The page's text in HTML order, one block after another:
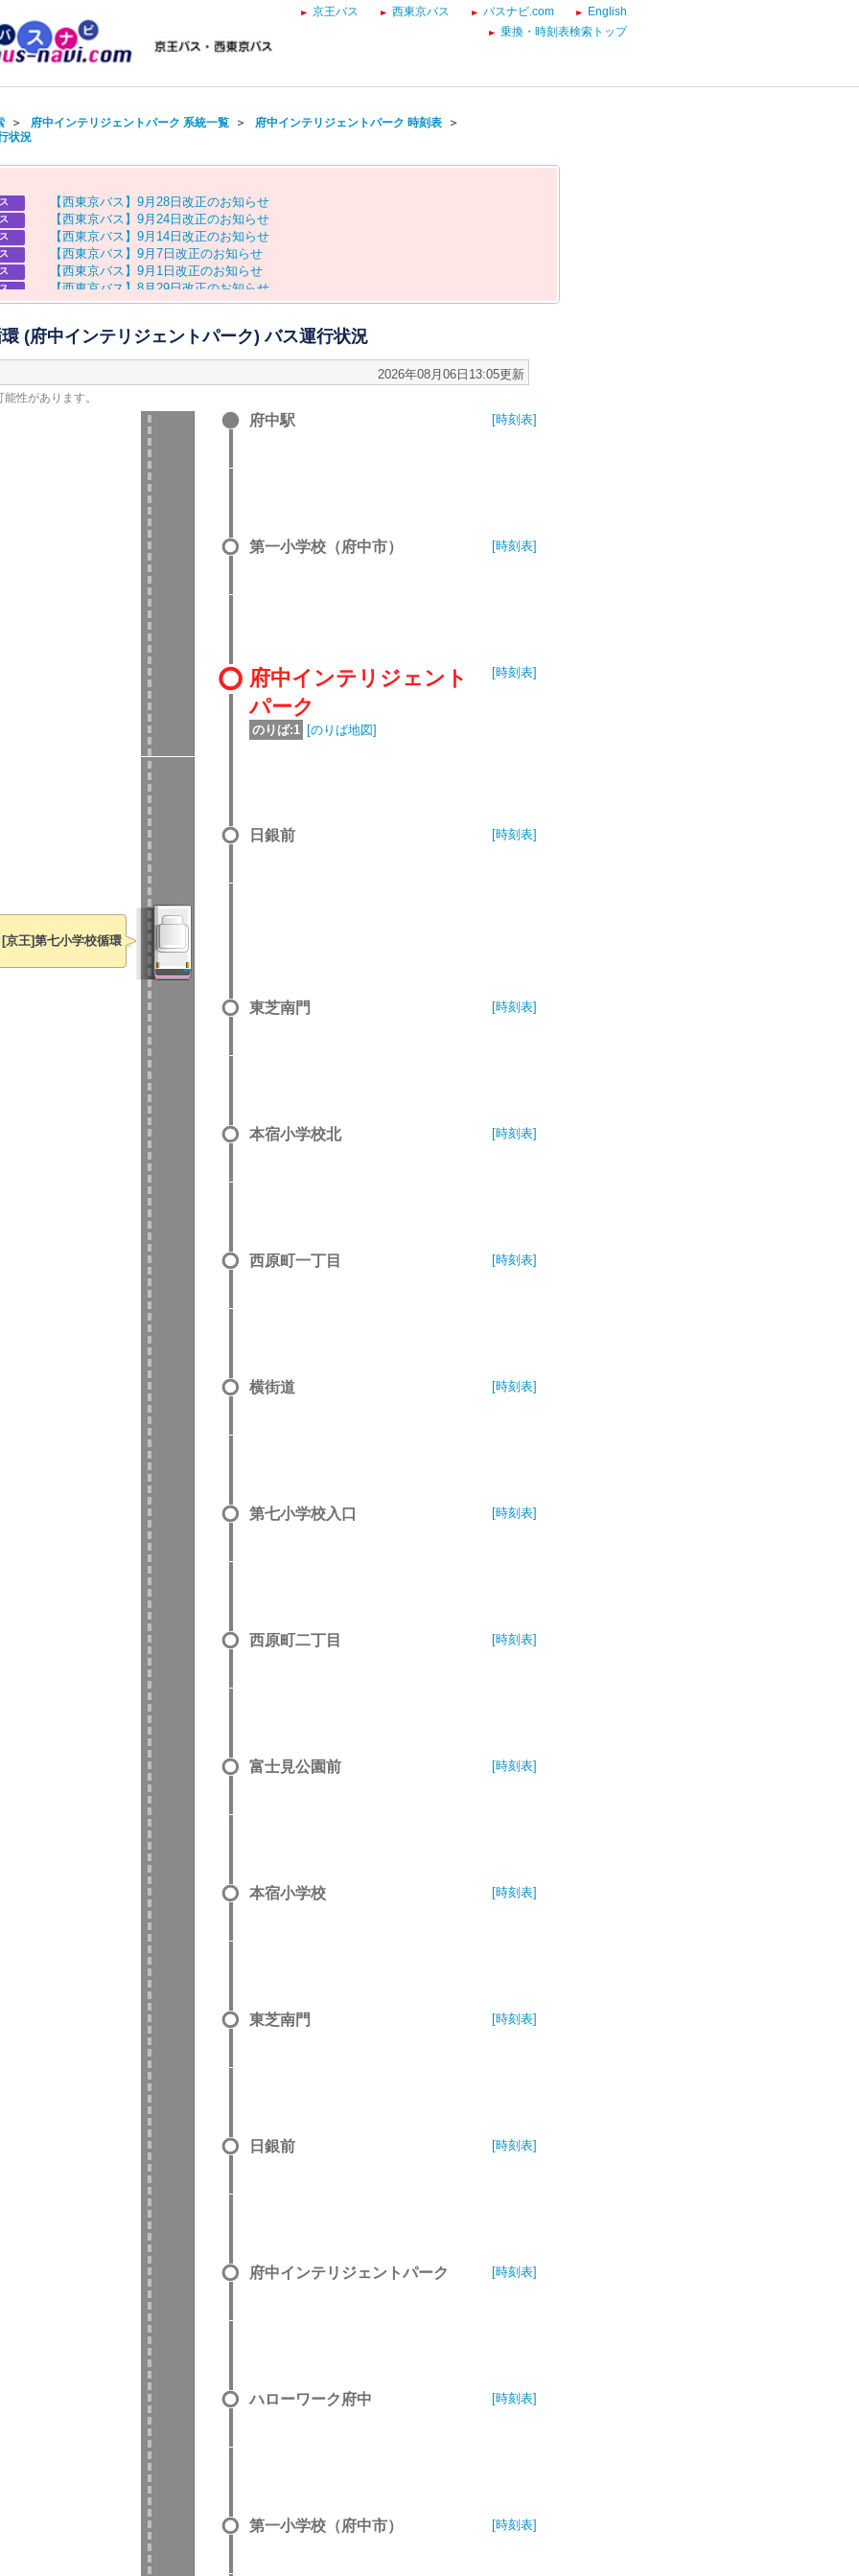
京王バス 西東京バス バスナビ.com
English
乗換・時刻表検索トップ
＞ 府中インテリジェントパーク 系統一覧＞ 府中インテリジェントパーク 時刻表＞
状況
【西東京バス 】 9月 28 日 改正のお知 らせ
【西東京バス 】 9月 24 日 改正のお知 らせ
【西東京バス 】 9月 14 日 改正のお知 らせ
【西東京バス 】 9月 7 日 改正のお知 らせ
【西東京バス 】 9月 1 日 改正のお知 らせ
【西東京バス 】 8 月 29日改正のお知 らせ
【京王バス】お盆ダイヤのお知らせ
(府中インテリジェントパーク) バス運行状況
2026年08月06日13:05更新
性があります。
府中駅 [時刻表]
第一小学校（府中市） [時刻表]
府中インテリジェント
パーク
のりば:1 [のりば地図]
[時刻表]
日銀前 [時刻表]
京王]第七小学校循環
東芝南門 [時刻表]
本宿小学校北 [時刻表]
西原町一丁目 [時刻表]
横街道 [時刻表]
第七小学校入口 [時刻表]
西原町二丁目 [時刻表]
富士見公園前 [時刻表]
本宿小学校 [時刻表]
東芝南門 [時刻表]
日銀前 [時刻表]
府中インテリジェントパーク [時刻表]
ハローワーク府中 [時刻表]
第一小学校（府中市） [時刻表]